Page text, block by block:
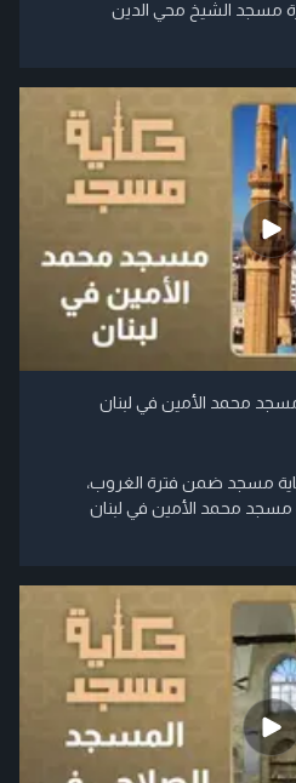
مسجد الشيخ محي الدين
محمد الأمين في لبنان
مسجد ضمن فترة الغروب،
مسجد محمد الأمين في لبنان